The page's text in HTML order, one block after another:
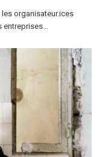
organisateur.ices
entreprises…